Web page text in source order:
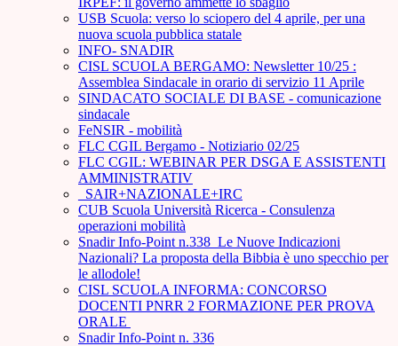
USB Scuola: verso lo sciopero del 4 aprile, per una
nuova scuola pubblica statale
INFO- SNADIR
CISL SCUOLA BERGAMO: Newsletter 10/25 :
Assemblea Sindacale in orario di servizio 11 Aprile
SINDACATO SOCIALE DI BASE - comunicazione
sindacale
FeNSIR - mobilità
FLC CGIL Bergamo - Notiziario 02/25
FLC CGIL: WEBINAR PER DSGA E ASSISTENTI
AMMINISTRATIV
_SAIR+NAZIONALE+IRC
CUB Scuola Università Ricerca - Consulenza
operazioni mobilità
Snadir Info-Point n.338 Le Nuove Indicazioni
Nazionali? La proposta della Bibbia è uno specchio per
le allodole!
CISL SCUOLA INFORMA: CONCORSO
DOCENTI PNRR 2 FORMAZIONE PER PROVA
ORALE ­
Snadir Info-Point n. 336